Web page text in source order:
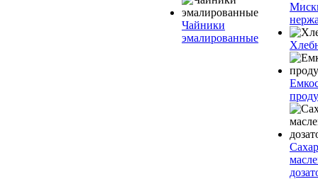
Чайники
эмалированные